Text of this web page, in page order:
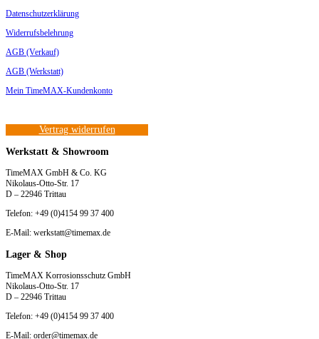
Datenschutzerklärung
Widerrufsbelehrung
AGB (Verkauf)
AGB (Werkstatt)
Mein TimeMAX-Kundenkonto
Vertrag widerrufen
Werkstatt & Showroom
TimeMAX GmbH & Co. KG
Nikolaus-Otto-Str. 17
D – 22946 Trittau
Telefon: +49 (0)4154 99 37 400
E-Mail: werkstatt@timemax.de
Lager & Shop
TimeMAX Korrosionsschutz GmbH
Nikolaus-Otto-Str. 17
D – 22946 Trittau
Telefon: +49 (0)4154 99 37 400
E-Mail: order@timemax.de